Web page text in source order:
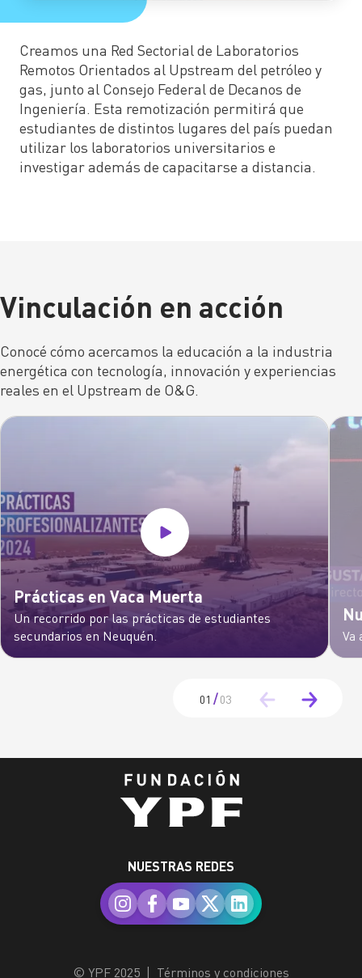
Creamos una Red Sectorial de Laboratorios
Remotos Orientados al Upstream del petróleo y
gas, junto al Consejo Federal de Decanos de
Ingeniería. Esta remotización permitirá que
estudiantes de distintos lugares del país puedan
utilizar los laboratorios universitarios e
investigar además de capacitarse a distancia.
Vinculación en acción
Conocé cómo acercamos la educación a la industria
energética con tecnología, innovación y experiencias
reales en el Upstream de O&G.
Prácticas en Vaca Muerta
Un recorrido por las prácticas de estudiantes
secundarios en Neuquén.
Va
01 / 03
NUESTRAS REDES
© YPF 2025| Términos y condiciones